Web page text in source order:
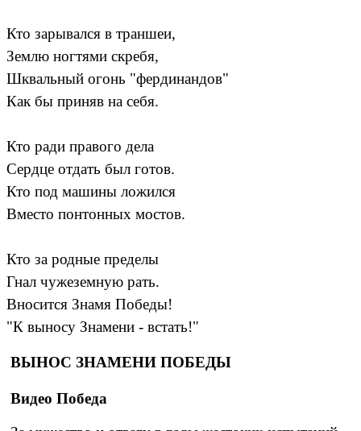
Кто зарывался в траншеи,
Землю ногтями скребя,
Шквальный огонь "фердинандов"
Как бы приняв на себя.
Кто ради правого дела
Сердце отдать был готов.
Кто под машины ложился
Вместо понтонных мостов.
Кто за родные пределы
Гнал чужеземную рать.
Вносится Знамя Победы!
"К выносу Знамени - встать!"
ВЫНОС ЗНАМЕНИ ПОБЕДЫ
Видео Победа